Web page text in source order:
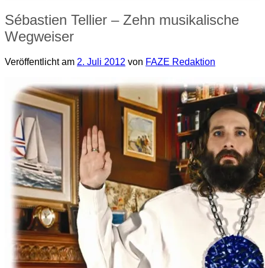
Sébastien Tellier – Zehn musikalische
Wegweiser
Veröffentlicht am 2. Juli 2012 von FAZE Redaktion